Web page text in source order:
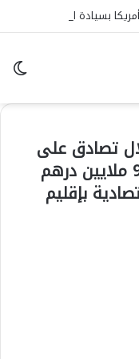
تصادق على
10 مشاريع تنموية بقيمة 9.65 ملايين درهم
بإقليم